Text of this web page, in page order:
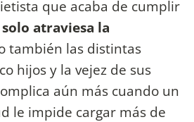
que acaba de cumplir
atraviesa la
también las distintas
hijos y la vejez de sus
aún más cuando un
le impide cargar más de